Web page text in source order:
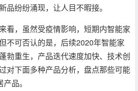
品纷纷涌现，让人目不暇接。
看，虽然受疫情影响，短期内智能家
不可否认的是，后续2020年智能家
勃重生，产品迭代速度加快、技术创
对下面多种产品分析，盘点那些可能
品。